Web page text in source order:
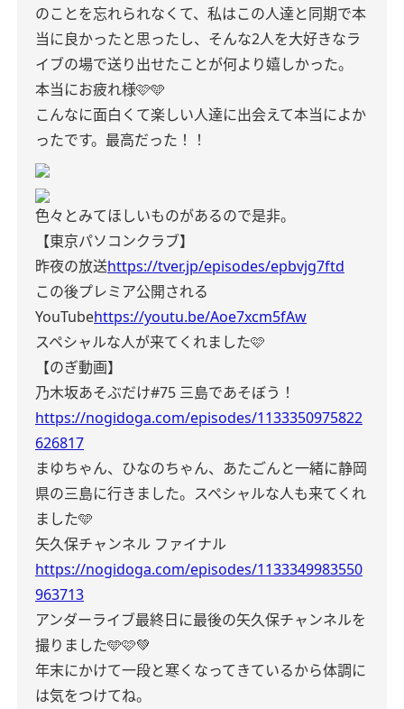
のことを忘れられなくて、私はこの人達と同期で本
当に良かったと思ったし、そんな2人を大好きなラ
イブの場で送り出せたことが何より嬉しかった。
本当にお疲れ様🩷🩵
こんなに面白くて楽しい人達に出会えて本当によか
ったです。最高だった！！
色々とみてほしいものがあるので是非。
【東京パソコンクラブ】
昨夜の放送https://tver.jp/episodes/epbvjg7ftd
この後プレミア公開される
YouTubehttps://youtu.be/Aoe7xcm5fAw
スペシャルな人が来てくれました🩷
【のぎ動画】
乃木坂あそぶだけ#75 三島であそぼう！
https://nogidoga.com/episodes/1133350975822
626817
まゆちゃん、ひなのちゃん、あたごんと一緒に静岡
県の三島に行きました。スペシャルな人も来てくれ
ました🩵
矢久保チャンネル ファイナル
https://nogidoga.com/episodes/1133349983550
963713
アンダーライブ最終日に最後の矢久保チャンネルを
撮りました🩵🩷💚
年末にかけて一段と寒くなってきているから体調に
は気をつけてね。